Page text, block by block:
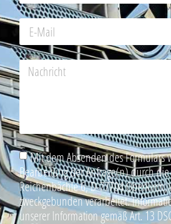
Mit dem Absenden des Formulars
Bearbeitung der Anfrage(n) durch
Reichenbächle 6, D-77704
zweckgebunden verarbeitet.
unserer Information gemäß Art. 13